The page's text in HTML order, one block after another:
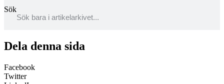
Sök
Dela denna sida
Facebook
Twitter